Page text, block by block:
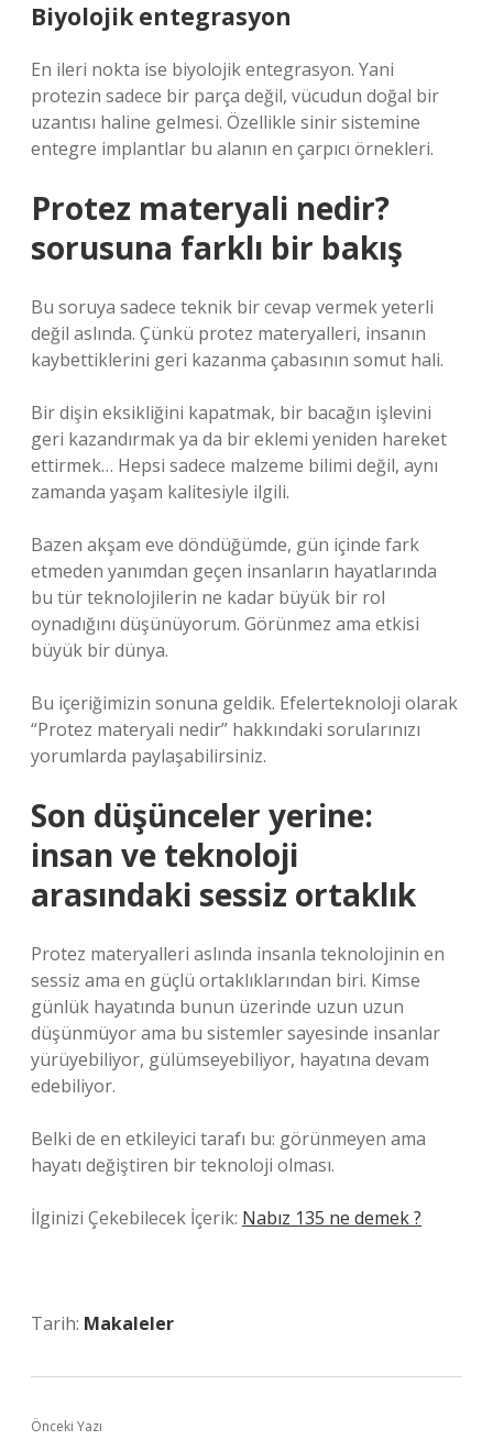
Biyolojik entegrasyon
En ileri nokta ise biyolojik entegrasyon. Yani
protezin sadece bir parça değil, vücudun doğal bir
uzantısı haline gelmesi. Özellikle sinir sistemine
entegre implantlar bu alanın en çarpıcı örnekleri.
Protez materyali nedir?
sorusuna farklı bir bakış
Bu soruya sadece teknik bir cevap vermek yeterli
değil aslında. Çünkü protez materyalleri, insanın
kaybettiklerini geri kazanma çabasının somut hali.
Bir dişin eksikliğini kapatmak, bir bacağın işlevini
geri kazandırmak ya da bir eklemi yeniden hareket
ettirmek… Hepsi sadece malzeme bilimi değil, aynı
zamanda yaşam kalitesiyle ilgili.
Bazen akşam eve döndüğümde, gün içinde fark
etmeden yanımdan geçen insanların hayatlarında
bu tür teknolojilerin ne kadar büyük bir rol
oynadığını düşünüyorum. Görünmez ama etkisi
büyük bir dünya.
Bu içeriğimizin sonuna geldik. Efelerteknoloji olarak
“Protez materyali nedir” hakkındaki sorularınızı
yorumlarda paylaşabilirsiniz.
Son düşünceler yerine:
insan ve teknoloji
arasındaki sessiz ortaklık
Protez materyalleri aslında insanla teknolojinin en
sessiz ama en güçlü ortaklıklarından biri. Kimse
günlük hayatında bunun üzerinde uzun uzun
düşünmüyor ama bu sistemler sayesinde insanlar
yürüyebiliyor, gülümseyebiliyor, hayatına devam
edebiliyor.
Belki de en etkileyici tarafı bu: görünmeyen ama
hayatı değiştiren bir teknoloji olması.
İlginizi Çekebilecek İçerik: Nabız 135 ne demek ?
Tarih: Makaleler
Önceki Yazı